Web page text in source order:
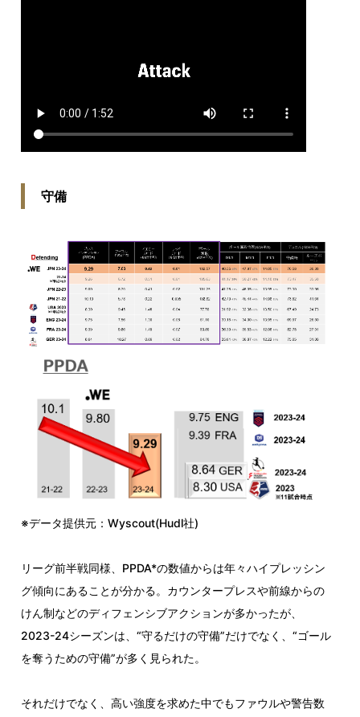
守備
※データ提供元：Wyscout(Hudl社)
リーグ前半戦同様、PPDA*の数値からは年々ハイプレッシン
グ傾向にあることが分かる。カウンタープレスや前線からの
けん制などのディフェンシブアクションが多かったが、
2023-24シーズンは、“守るだけの守備”だけでなく、 “ゴール
を奪うための守備”が多く見られた。
それだけでなく、高い強度を求めた中でもファウルや警告数